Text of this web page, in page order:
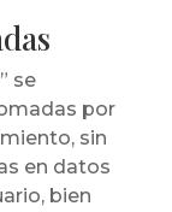
se
por
sin
en datos
bien